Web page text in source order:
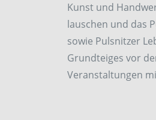
Kunst und
lauschen und das
sowie Pulsnitzer
Grundteiges vor
Veranstaltungen